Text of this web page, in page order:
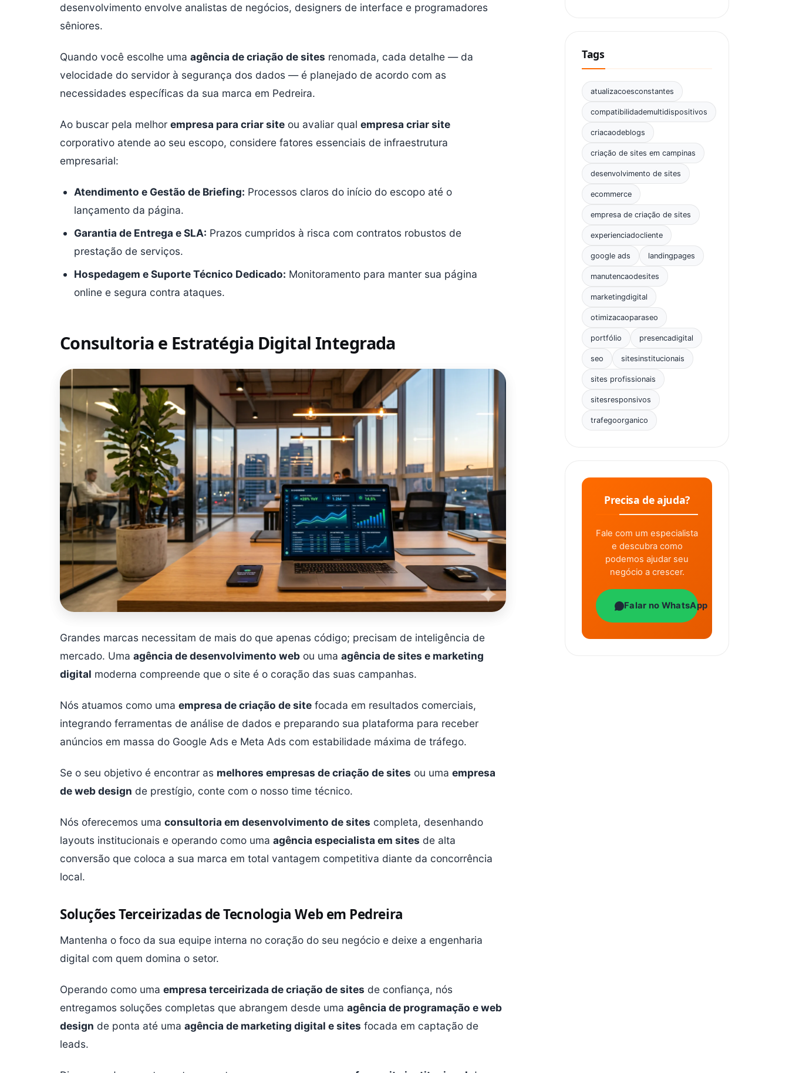
desenvolvimento envolve analistas de negócios, designers de interface e programadores
sêniores.
Quando você escolhe uma agência de criação de sites renomada, cada detalhe — da
velocidade do servidor à segurança dos dados — é planejado de acordo com as
necessidades específicas da sua marca em Pedreira.
Ao buscar pela melhor empresa para criar site ou avaliar qual empresa criar site
corporativo atende ao seu escopo, considere fatores essenciais de infraestrutura
empresarial:
Atendimento e Gestão de Briefing: Processos claros do início do escopo até o
lançamento da página.
Garantia de Entrega e SLA: Prazos cumpridos à risca com contratos robustos de
prestação de serviços.
Hospedagem e Suporte Técnico Dedicado: Monitoramento para manter sua página
online e segura contra ataques.
Consultoria e Estratégia Digital Integrada
Grandes marcas necessitam de mais do que apenas código; precisam de inteligência de
mercado. Uma agência de desenvolvimento web ou uma agência de sites e marketing
digital moderna compreende que o site é o coração das suas campanhas.
Nós atuamos como uma empresa de criação de site focada em resultados comerciais,
integrando ferramentas de análise de dados e preparando sua plataforma para receber
anúncios em massa do Google Ads e Meta Ads com estabilidade máxima de tráfego.
Se o seu objetivo é encontrar as melhores empresas de criação de sites ou uma empresa
de web design de prestígio, conte com o nosso time técnico.
Nós oferecemos uma consultoria em desenvolvimento de sites completa, desenhando
layouts institucionais e operando como uma agência especialista em sites de alta
conversão que coloca a sua marca em total vantagem competitiva diante da concorrência
local.
Soluções Terceirizadas de Tecnologia Web em Pedreira
Mantenha o foco da sua equipe interna no coração do seu negócio e deixe a engenharia
digital com quem domina o setor.
Operando como uma empresa terceirizada de criação de sites de confiança, nós
entregamos soluções completas que abrangem desde uma agência de programação e web
design de ponta até uma agência de marketing digital e sites focada em captação de
leads.
Tags
atualizacoesconstantes
compatibilidademultidispositivos
criacaodeblogs
criação de sites em campinas
desenvolvimento de sites
ecommerce
empresa de criação de sites
experienciadocliente
google ads landingpages
manutencaodesites
marketingdigital
otimizacaoparaseo
portfólio presencadigital
seo sitesinstitucionais
sites profissionais
sitesresponsivos
trafegoorganico
Precisa de ajuda?
Fale com um especialista
e descubra como
podemos ajudar seu
negócio a crescer.
Falar no WhatsApp